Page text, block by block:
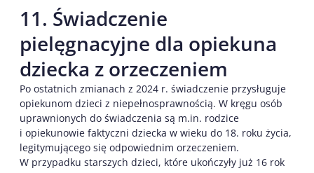
11. Świadczenie
pielęgnacyjne dla opiekuna
dziecka z orzeczeniem
Po ostatnich zmianach z 2024 r. świadczenie przysługuje
opiekunom dzieci z niepełnosprawnością. W kręgu osób
uprawnionych do świadczenia są m.in. rodzice
i opiekunowie faktyczni dziecka w wieku do 18. roku życia,
legitymującego się odpowiednim orzeczeniem.
W przypadku starszych dzieci, które ukończyły już 16 rok